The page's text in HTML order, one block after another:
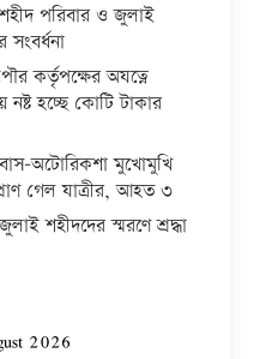
পরিবার ও জুলাই
সংবর্ধনা
কর্তৃপক্ষের অযত্নে
নষ্ট হচ্ছে কোটি টাকার
অটোরিকশা মুখোমুখি
গেল যাত্রীর, আহত ৩
শহীদদের স্মরণে শ্রদ্ধা
2026